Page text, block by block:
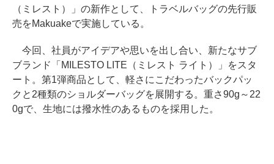
（ミレスト）」の新作として、トラベルバッグの先行販
売をMakuakeで実施している。
今回、社員がアイデアや思いを出し合い、新たなサブ
ブランド「MILESTO LITE（ミレスト ライト）」をスタ
ート。第1弾商品として、軽さにこだわったバックパッ
クと2種類のショルダーバッグを展開する。重さ90g～22
0gで、生地には撥水性のあるものを採用した。